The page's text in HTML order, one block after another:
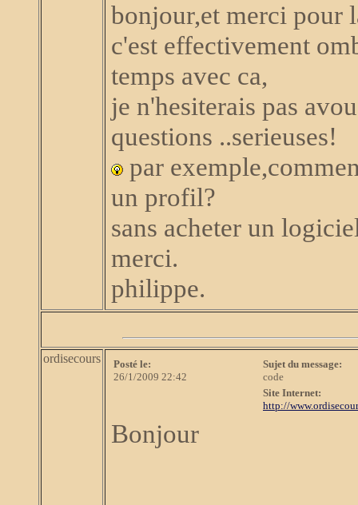
bonjour,et merci pour
c'est effectivement
temps avec ca,
je n'hesiterais pas
questions ..serieuses!
par
un profil?
sans acheter un
merci.
philippe.
ordisecours
Posté le:
26/1/2009 22:42
Sujet du message:
code
Site Internet:
http://
Bonjour